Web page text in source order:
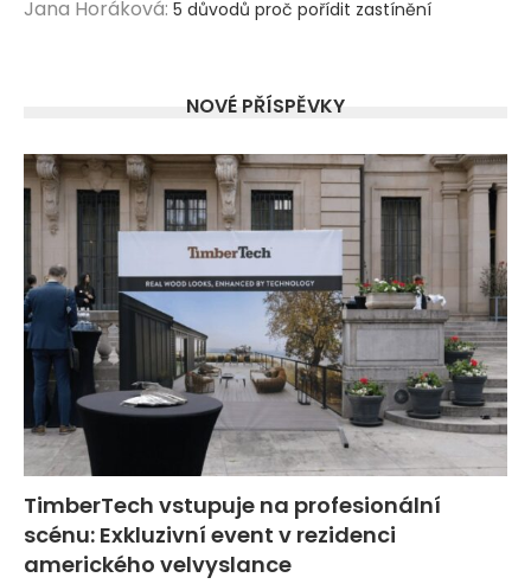
Jana Horáková: 5 důvodů proč pořídit zastínění
NOVÉ PŘÍSPĚVKY
TimberTech vstupuje na profesionální
scénu: Exkluzivní event v rezidenci
amerického velvyslance